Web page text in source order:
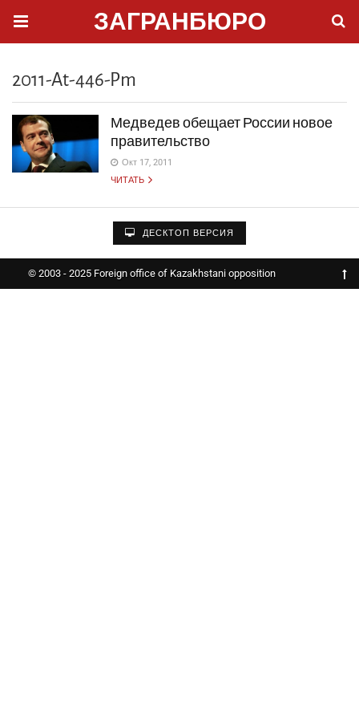
ЗАГРАНБЮРО
2011-At-446-Pm
Медведев обещает России новое
правительство
Окт 17, 2011
ЧИТАТЬ
ДЕСКТОП ВЕРСИЯ
© 2003 - 2025 Foreign office of Kazakhstani opposition